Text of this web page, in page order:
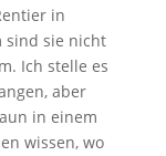
in
sind sie nicht
Ich stelle es
aber
in einem
wissen, wo